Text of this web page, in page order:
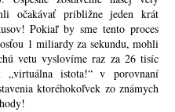
očakávať približne jeden krát
Pokiaľ by sme tento proces
1 miliardy za sekundu, mohli
vetu vyslovíme raz za 26 tisíc
istota!“ v porovnaní
ktoréhokoľvek zo známych